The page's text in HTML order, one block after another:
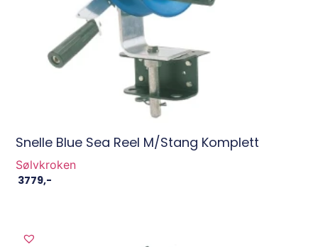
Snelle Blue Sea Reel M/stang Komplett
Sølvkroken
3779,-